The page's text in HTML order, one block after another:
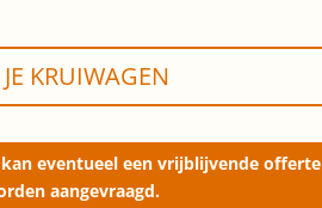
KRUIWAGEN
eventueel een vrijblijvende offerte
aangevraagd.